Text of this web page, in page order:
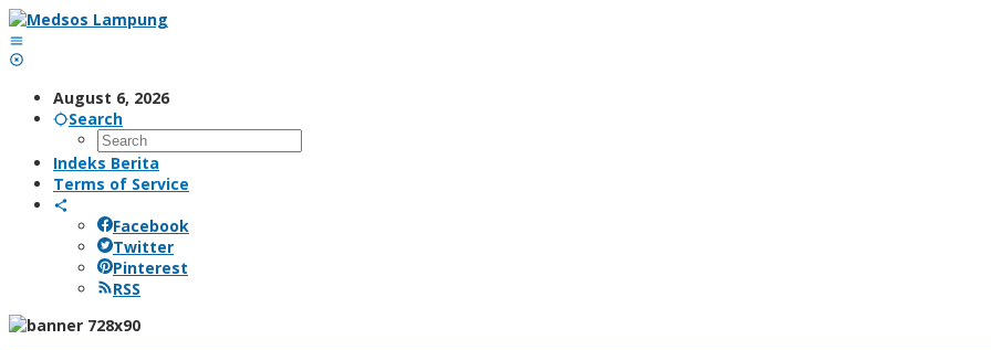
Skip
to
content
August 6, 2026
Search
Indeks Berita
Terms of Service
Facebook
Twitter
Pinterest
RSS